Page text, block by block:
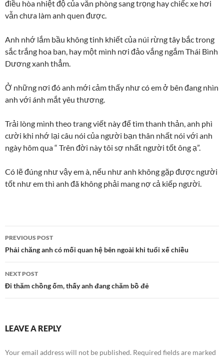
điều hòa nhiệt độ của văn phòng sang trọng hay chiếc xe hơi
vẫn chưa làm anh quen được.
Anh nhớ lắm bầu không tinh khiết của núi rừng tây bắc trong
sắc trắng hoa ban, hay một mình nơi đảo vắng ngắm Thái Bình
Dương xanh thẳm.
Ở những nơi đó anh mới cảm thấy như có em ở bên đang nhìn
anh với ánh mắt yêu thương.
Trải lòng mình theo trang viết này để tìm thanh thản, anh phì
cười khi nhớ lại câu nói của người bạn thân nhất nói với anh
ngày hôm qua “ Trên đời này tôi sợ nhất người tốt ông ạ”.
Có lẽ đúng như vậy em à, nếu như anh không gặp được người
tốt như em thì anh đã không phải mang nợ cả kiếp người.
Post
navigation
PREVIOUS POST
Phải chăng anh có mối quan hệ bên ngoài khi tuổi xế chiều
NEXT POST
Đi thăm chồng ốm, thấy anh đang chăm bồ đẻ
LEAVE A REPLY
Your email address will not be published. Required fields are marked